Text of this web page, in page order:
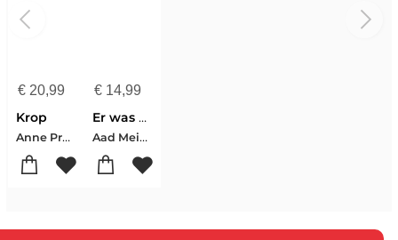
€20,99
Krop
Anne Provoost
€14,99
Er was eens een hond die zat op z’n kont
Aad Meinderts-Anne Provoost-Babs Gons-Bette Westera-Bibi Dumon Tak-Edward van de Vendel-Erik van Os-Elle van Lieshout-Ingmar Heytze-Joke van Leeuwen-Kees de Boer-Koos Meinderts-Ludwig Volbeda-Mary Heylema-Maud Vanhauwaert-Milouska Meulens-Pim Lammers-Rian Visser-Sjoerd Kuyper-Tjitske Jansen